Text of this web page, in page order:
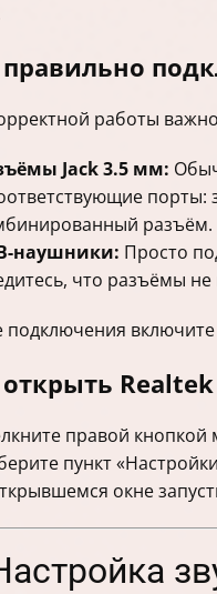
правильно
работы
Jack 3.5 мм:
разъём.
наушники: Просто
что разъёмы
подключения включите
правой кнопкой
пункт
окне